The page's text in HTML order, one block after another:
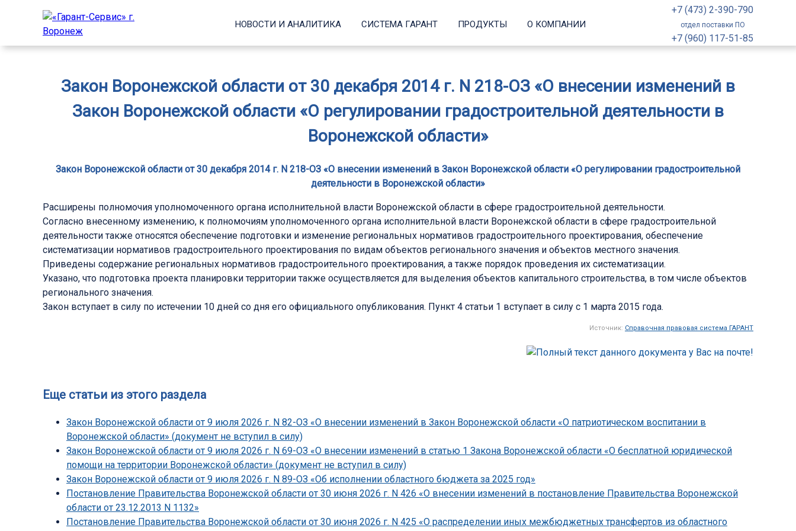
НОВОСТИ И АНАЛИТИКА СИСТЕМА ГАРАНТ ПРОДУКТЫ О КОМПАНИИ
+7 (473) 2-390-790
отдел поставки ПО
+7 (960) 117-51-85
Закон Воронежской области от 30 декабря 2014 г. N 218-ОЗ «О внесении изменений в
Закон Воронежской области «О регулировании градостроительной деятельности в
Воронежской области»
Закон Воронежской области от 30 декабря 2014 г. N 218-ОЗ «О внесении изменений в Закон Воронежской области «О регулировании градостроительной
деятельности в Воронежской области»
Расширены полномочия уполномоченного органа исполнительной власти Воронежской области в сфере градостроительной деятельности.
Согласно внесенному изменению, к полномочиям уполномоченного органа исполнительной власти Воронежской области в сфере градостроительной
деятельности также относятся обеспечение подготовки и изменение региональных нормативов градостроительного проектирования, обеспечение
систематизации нормативов градостроительного проектирования по видам объектов регионального значения и объектов местного значения.
Приведены содержание региональных нормативов градостроительного проектирования, а также порядок проведения их систематизации.
Указано, что подготовка проекта планировки территории также осуществляется для выделения объектов капитального строительства, в том числе объектов
регионального значения.
Закон вступает в силу по истечении 10 дней со дня его официального опубликования. Пункт 4 статьи 1 вступает в силу с 1 марта 2015 года.
Источник: Справочная правовая система ГАРАНТ
Еще статьи из этого раздела
Закон Воронежской области от 9 июля 2026 г. N 82-ОЗ «О внесении изменений в Закон Воронежской области «О патриотическом воспитании в
Воронежской области» (документ не вступил в силу)
Закон Воронежской области от 9 июля 2026 г. N 69-ОЗ «О внесении изменений в статью 1 Закона Воронежской области «О бесплатной юридической
помощи на территории Воронежской области» (документ не вступил в силу)
Закон Воронежской области от 9 июля 2026 г. N 89-ОЗ «Об исполнении областного бюджета за 2025 год»
Постановление Правительства Воронежской области от 30 июня 2026 г. N 426 «О внесении изменений в постановление Правительства Воронежской
области от 23.12.2013 N 1132»
Постановление Правительства Воронежской области от 30 июня 2026 г. N 425 «О распределении иных межбюджетных трансфертов из областного